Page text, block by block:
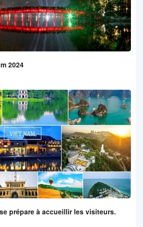
2024
prépare à accueillir les visiteurs.